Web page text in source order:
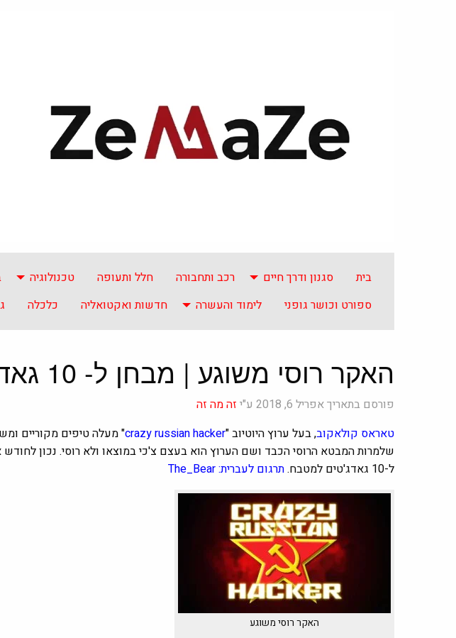
בית סגנון ודרך חיים רכב ותחבורה חלל ותעופה טכנולוגיה
ספורט וכושר גופני
לימוד והעשרה חדשות ואקטואליה כלכלה
האקר רוסי משוגע | מבחן ל- 10 גאדג'טים למטבח
פורסם בתאריך אפריל 6, 2018 ע"י
זה מה זה
טאראס קולאקוב, בעל ערוץ היוטיוב "crazy russian hacker" מעלה טיפים מקוריים
ל-10 גאדג'טים למטבח.
תרגום לעברית:The_Bear
האקר רוסי משוגע